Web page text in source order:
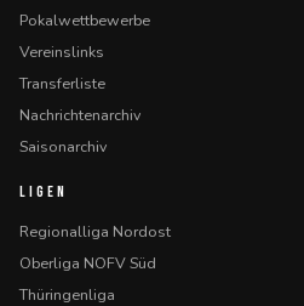
Pokalwettbewerbe
Vereinslinks
Transferliste
Nachrichtenarchiv
Saisonarchiv
LIGEN
Regionalliga Nordost
Oberliga NOFV Süd
Thüringenliga